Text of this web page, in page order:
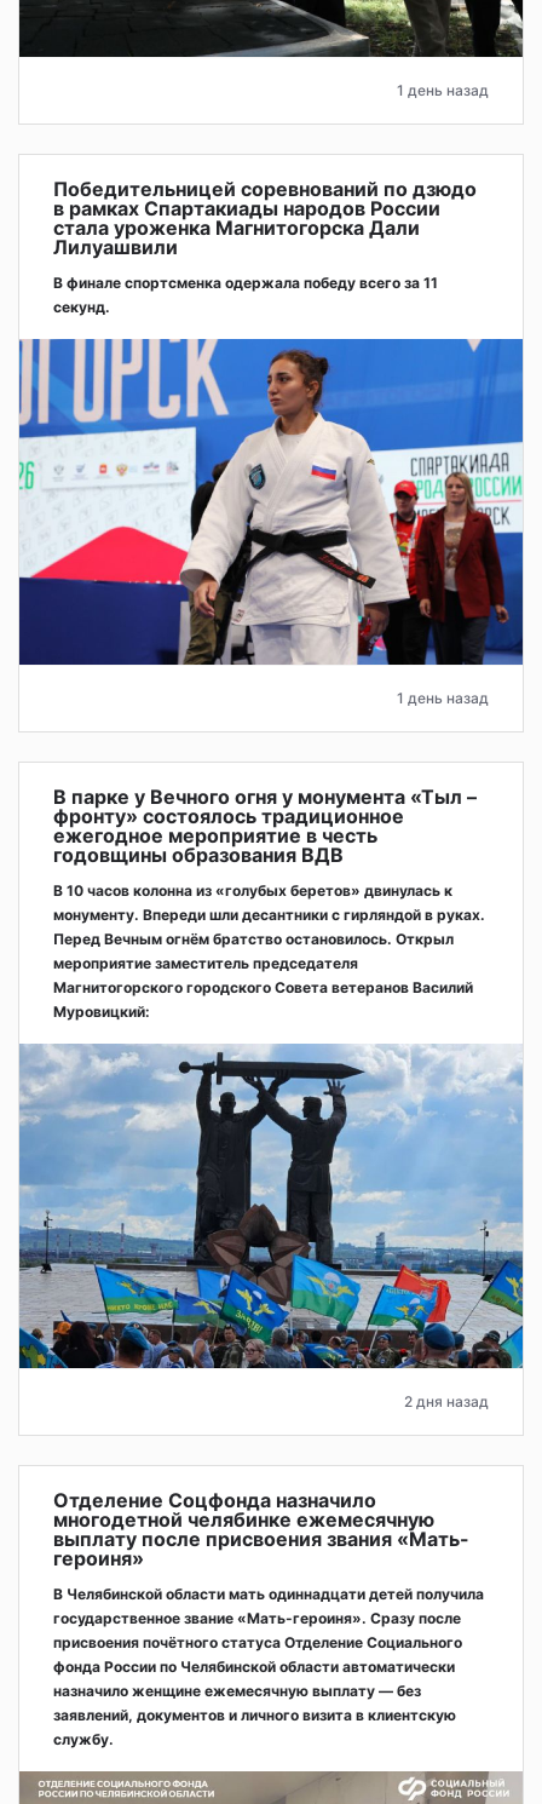
1 день назад
Победительницей соревнований по дзюдо
в рамках Спартакиады народов России
стала уроженка Магнитогорска Дали
Лилуашвили
В финале спортсменка одержала победу всего за 11
секунд.
1 день назад
В парке у Вечного огня у монумента «Тыл –
фронту» состоялось традиционное
ежегодное мероприятие в честь
годовщины образования ВДВ
В 10 часов колонна из «голубых беретов» двинулась к
монументу. Впереди шли десантники с гирляндой в руках.
Перед Вечным огнём братство остановилось. Открыл
мероприятие заместитель председателя
Магнитогорского городского Совета ветеранов Василий
Муровицкий:
2 дня назад
Отделение Соцфонда назначило
многодетной челябинке ежемесячную
выплату после присвоения звания «Мать-
героиня»
В Челябинской области мать одиннадцати детей получила
государственное звание «Мать-героиня». Сразу после
присвоения почётного статуса Отделение Социального
фонда России по Челябинской области автоматически
назначило женщине ежемесячную выплату — без
заявлений, документов и личного визита в клиентскую
службу.